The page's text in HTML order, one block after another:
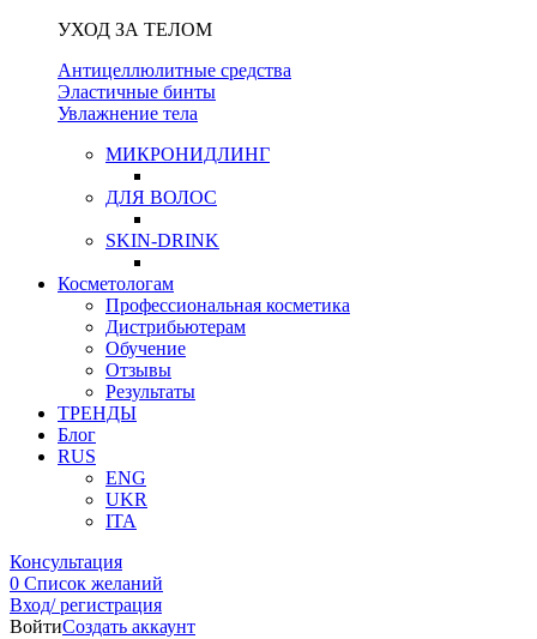
УХОД ЗА ТЕЛОМ
Антицеллюлитные средства
Эластичные бинты
Увлажнение тела
МИКРОНИДЛИНГ
ДЛЯ ВОЛОС
SKIN-DRINK
Косметологам
Профессиональная косметика
Дистрибьютерам
Обучение
Отзывы
Результаты
ТРЕНДЫ
Блог
RUS
ENG
UKR
ITA
Консультация
0 Список желаний
Вход/ регистрация
ВойтиСоздать аккаунт